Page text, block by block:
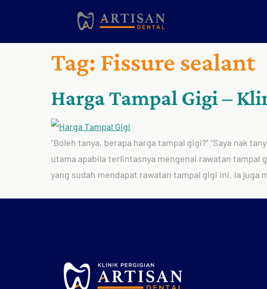
Tag: Fissure sealant
Harga Tampal Gigi –
“Boleh tanya, berapa harga tampal gigi?” “Saya nak
utama apabila terlintasnya mengenai rawatan tampal
yang sudah mendapat rawatan tampal gigi ini. Ia juga